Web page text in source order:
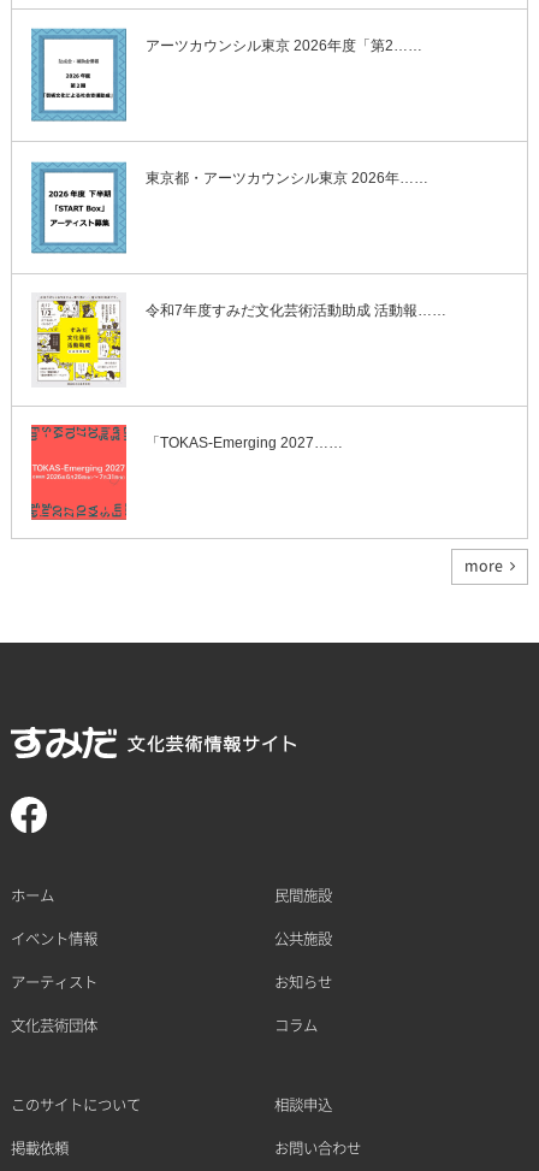
アーツカウンシル東京 2026年度「第2……
東京都・アーツカウンシル東京 2026年……
令和7年度すみだ文化芸術活動助成 活動報……
「TOKAS-Emerging 2027……
more
ホーム
イベント情報
アーティスト
文化芸術団体
民間施設
公共施設
お知らせ
コラム
このサイトについて
掲載依頼
相談申込
お問い合わせ